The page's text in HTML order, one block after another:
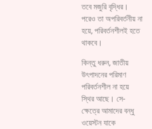
তবে মজুরি বৃদ্ধির।
পরেও তা অপরিবর্তনীয় না
হয়ে, পরিবর্তনশীলই হতে
থাকবে।
কিন্তু ধরুন, জাতীয়
উৎপাদনের পরিমাণ
পরিবর্তনশীল না হয়ে
স্থির আছে। সে-
ক্ষেত্রে আমাদের বন্ধু
ওয়েস্টন যাকে